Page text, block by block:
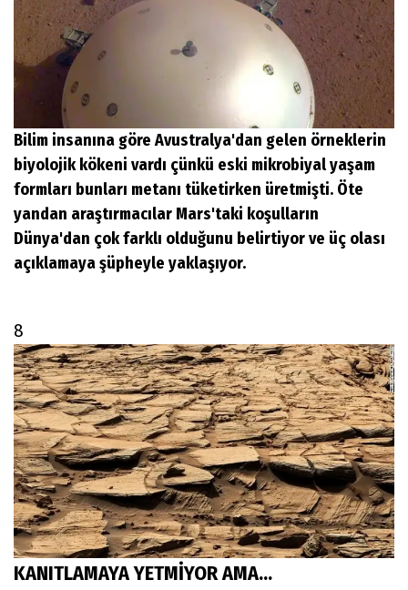
Bilim insanına göre Avustralya'dan gelen örneklerin
biyolojik kökeni vardı çünkü eski mikrobiyal yaşam
formları bunları metanı tüketirken üretmişti. Öte
yandan araştırmacılar Mars'taki koşulların
Dünya'dan çok farklı olduğunu belirtiyor ve üç olası
açıklamaya şüpheyle yaklaşıyor.
8
KANITLAMAYA YETMİYOR AMA...